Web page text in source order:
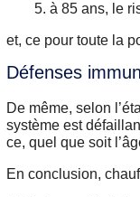
à 85 ans, le
et, ce pour toute la
Défenses
De même, selon
système est
ce, quel que soit
En conclusion,